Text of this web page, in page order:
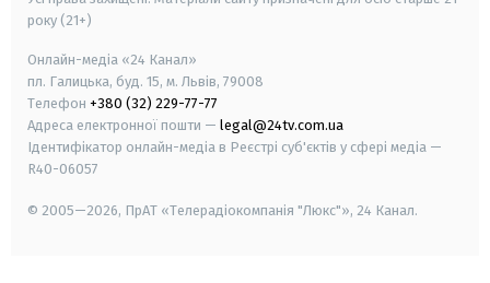
року (21+)
Онлайн-медіа «24 Канал»
пл. Галицька, буд. 15, м. Львів, 79008
Телефон +380 (32) 229-77-77
Адреса електронної пошти — legal@24tv.com.ua
Ідентифікатор онлайн-медіа в Реєстрі суб'єктів у сфері медіа —
R40-06057
© 2005—2026, ПрАТ «Телерадіокомпанія "Люкс"», 24 Канал.